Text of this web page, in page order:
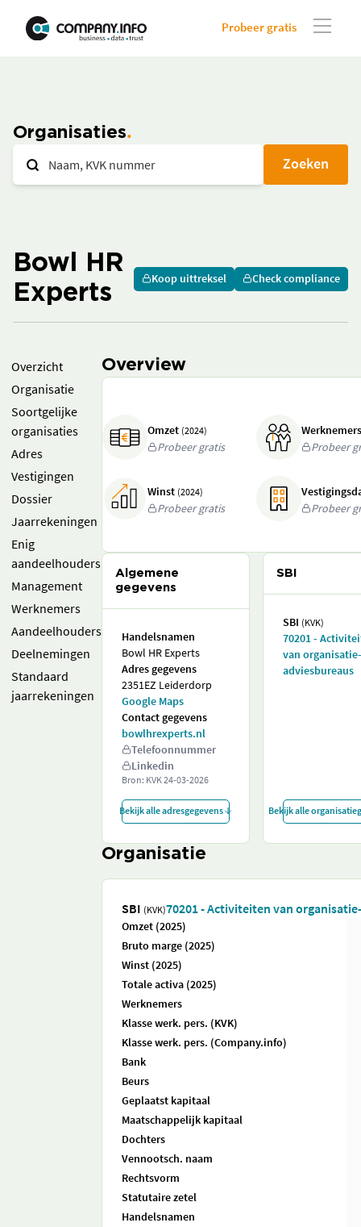
Probeer gratis
Organisaties
Zoeken
Bowl HR
Experts
Koop uittreksel Check compliance
Overzicht
Organisatie
Soortgelijke
organisaties
Adres
Vestigingen
Dossier
Jaarrekeningen
Enig
aandeelhouders
Management
Werknemers
Aandeelhouders
Deelnemingen
Standaard
jaarrekeningen
Overview
Omzet (2024)
Probeer gratis
Probeer
Winst (2024)
Probeer gratis
Probeer
Algemene
gegevens
Handelsnamen
Bowl HR Experts
Adres gegevens
2351EZ Leiderdorp
Google Maps
Contact gegevens
bowlhrexperts.nl
Telefoonnummer
Linkedin
Bron: KVK24-03-2026
Bekijk alle adresgegevens
SBI
SBI (KVK)
70201 -
van organisatie-
adviesbureaus
Bekijk alle
Organisatie
SBI (KVK)70201 - Activiteiten van
Omzet (2025)
Bruto marge (2025)
Winst (2025)
Totale activa (2025)
Werknemers
Klasse werk. pers. (KVK)
Klasse werk. pers. (Company.info)
Bank
Beurs
Geplaatst kapitaal
Maatschappelijk kapitaal
Dochters
Vennootsch. naam
Rechtsvorm
Statutaire zetel
Handelsnamen